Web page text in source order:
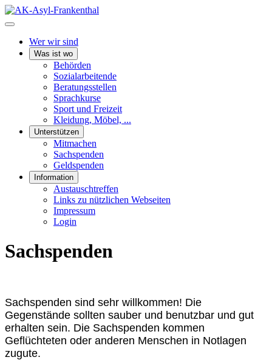
Wer wir sind
Was ist wo
Behörden
Sozialarbeitende
Beratungsstellen
Sprachkurse
Sport und Freizeit
Kleidung, Möbel, ...
Unterstützen
Mitmachen
Sachspenden
Geldspenden
Information
Austauschtreffen
Links zu nützlichen Webseiten
Impressum
Login
Sachspenden
Sachspenden sind sehr willkommen! Die
Gegenstände sollten sauber und benutzbar und gut
erhalten sein. Die Sachspenden kommen
Geflüchteten oder anderen Menschen in Notlagen
zugute.